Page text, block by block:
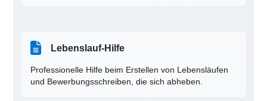
Lebenslauf-Hilfe
Professionelle Hilfe beim Erstellen von Lebensläufen
und Bewerbungsschreiben, die sich abheben.